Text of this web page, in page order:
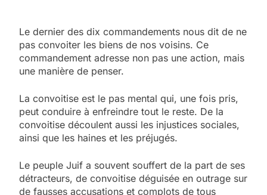
Le dernier des dix commandements nous dit de ne
pas convoiter les biens de nos voisins. Ce
commandement adresse non pas une action, mais
une manière de penser.
La convoitise est le pas mental qui, une fois pris,
peut conduire à enfreindre tout le reste. De la
convoitise découlent aussi les injustices sociales,
ainsi que les haines et les préjugés.
Le peuple Juif a souvent souffert de la part de ses
détracteurs, de convoitise déguisée en outrage sur
de fausses accusations et complots de tous